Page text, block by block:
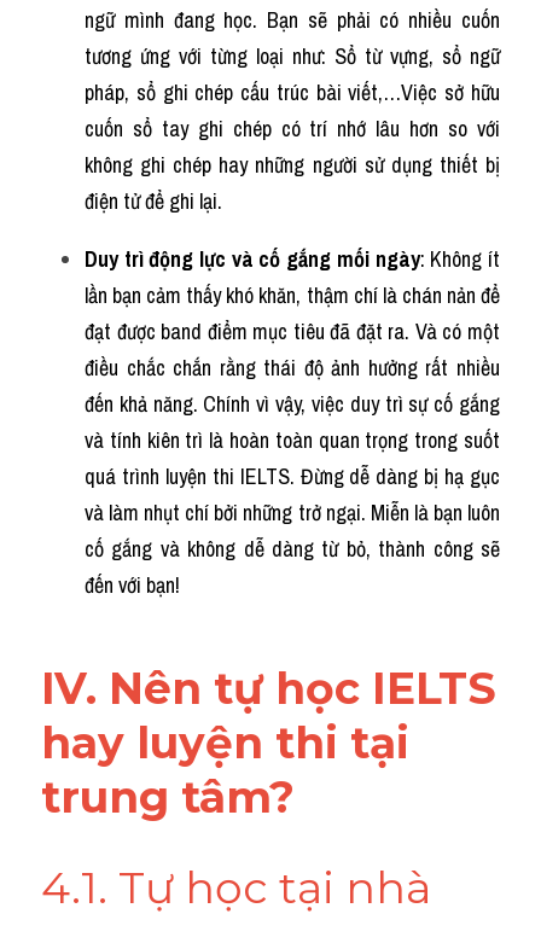
ngữ mình đang học. Bạn sẽ phải có nhiều cuốn
tương ứng với từng loại như: Sổ từ vựng, sổ ngữ
pháp, sổ ghi chép cấu trúc bài viết,…Việc sở hữu
cuốn sổ tay ghi chép có trí nhớ lâu hơn so với
không ghi chép hay những người sử dụng thiết bị
điện tử để ghi lại.
Duy trì động lực và cố gắng mối ngày: Không ít
lần bạn cảm thấy khó khăn, thậm chí là chán nản để
đạt được band điểm mục tiêu đã đặt ra. Và có một
điều chắc chắn rằng thái độ ảnh hưởng rất nhiều
đến khả năng. Chính vì vậy, việc duy trì sự cố gắng
và tính kiên trì là hoàn toàn quan trọng trong suốt
quá trình luyện thi IELTS. Đừng dễ dàng bị hạ gục
và làm nhụt chí bởi những trở ngại. Miễn là bạn luôn
cố gắng và không dễ dàng từ bỏ, thành công sẽ
đến với bạn!
IV. Nên tự học IELTS
hay luyện thi tại
trung tâm?
4.1. Tự học tại nhà